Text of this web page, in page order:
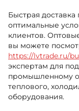
Быстрая
оптимальные
клиентов.
вы можете
https://lvtrade.ru/
экспертам для
промышленному
теплового,
оборудования.